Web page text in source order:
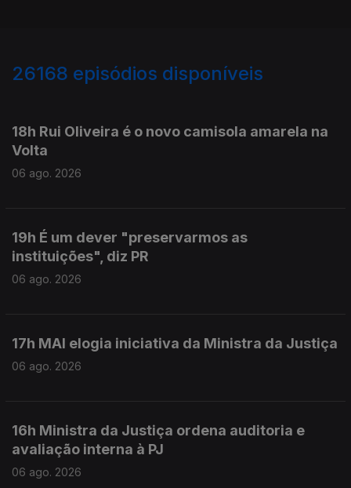
26168 episódios disponíveis
18h Rui Oliveira é o novo camisola amarela na
Volta
06 ago. 2026
19h É um dever "preservarmos as
instituições", diz PR
06 ago. 2026
17h MAI elogia iniciativa da Ministra da Justiça
06 ago. 2026
16h Ministra da Justiça ordena auditoria e
avaliação interna à PJ
06 ago. 2026